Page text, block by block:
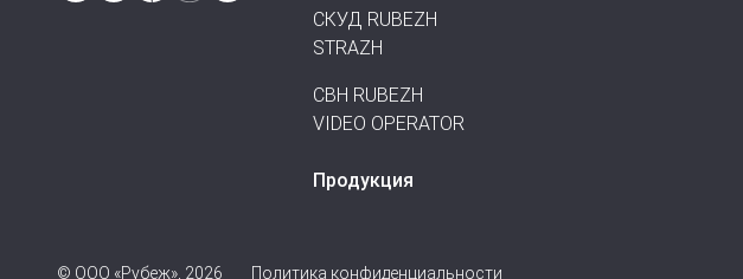
СКУД RUBEZH
STRAZH
СВН RUBEZH
VIDEO OPERATOR
Продукция
© ООО «Рубеж», 2026 Политика конфиденциальности